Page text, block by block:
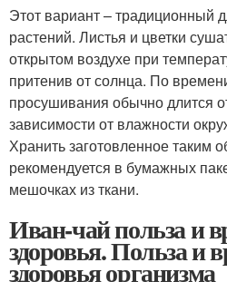
Этот вариант – традиционный
растений. Листья и цветки
открытом воздухе при
притенив от солнца. По
просушивания обычно длится
зависимости от влажности
Хранить заготовленное таким
рекомендуется в бумажных
мешочках из ткани.
Иван-чай польза и
здоровья. Польза и
здоровья организма